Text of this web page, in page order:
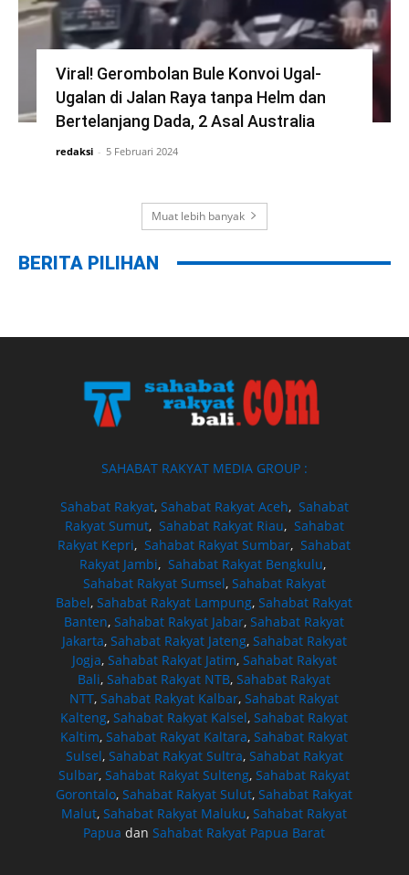
Viral! Gerombolan Bule Konvoi Ugal-
Ugalan di Jalan Raya tanpa Helm dan
Bertelanjang Dada, 2 Asal Australia
redaksi - 5 Februari 2024
Muat lebih banyak
BERITA PILIHAN
SAHABAT RAKYAT MEDIA GROUP :
Sahabat Rakyat, Sahabat Rakyat Aceh, Sahabat
Rakyat Sumut, Sahabat Rakyat Riau, Sahabat
Rakyat Kepri,Sahabat Rakyat Sumbar,Sahabat
Rakyat Jambi, Sahabat Rakyat Bengkulu,
Sahabat Rakyat Sumsel, Sahabat Rakyat
Babel,Sahabat Rakyat Lampung,Sahabat Rakyat
Banten,Sahabat Rakyat Jabar,Sahabat Rakyat
Jakarta, Sahabat Rakyat Jateng, Sahabat Rakyat
Jogja, Sahabat Rakyat Jatim, Sahabat Rakyat
Bali,Sahabat Rakyat NTB,Sahabat Rakyat
NTT,Sahabat Rakyat Kalbar,Sahabat Rakyat
Kalteng,Sahabat Rakyat Kalsel,Sahabat Rakyat
Kaltim,Sahabat Rakyat Kaltara,Sahabat Rakyat
Sulsel, Sahabat Rakyat Sultra, Sahabat Rakyat
Sulbar,Sahabat Rakyat Sulteng,Sahabat Rakyat
Gorontalo,Sahabat Rakyat Sulut,Sahabat Rakyat
Malut,Sahabat Rakyat Maluku,Sahabat Rakyat
Papua danSahabat Rakyat Papua Barat